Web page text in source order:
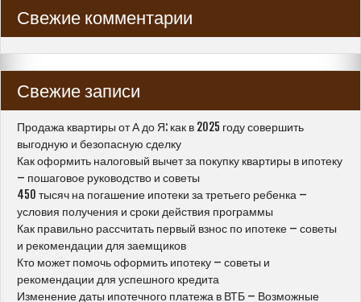
Свежие комментарии
Свежие записи
Продажа квартиры от А до Я: как в 2025 году совершить
выгодную и безопасную сделку
Как оформить налоговый вычет за покупку квартиры в ипотеку
– пошаговое руководство и советы
450 тысяч на погашение ипотеки за третьего ребенка –
условия получения и сроки действия программы
Как правильно рассчитать первый взнос по ипотеке – советы
и рекомендации для заемщиков
Кто может помочь оформить ипотеку – советы и
рекомендации для успешного кредита
Изменение даты ипотечного платежа в ВТБ – Возможные